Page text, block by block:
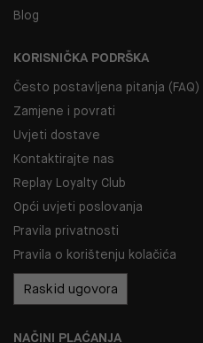
Blog
KORISNIČKA PODRŠKA
Često postavljena pitanja (FAQ)
Zamjene i povrati
Uvjeti dostave
Kontaktirajte nas
Replay Loyalty Club
Opći uvjeti poslovanja
Pravila privatnosti
Pravila o korištenju kolačića
Raskid ugovora
NAČINI PLAĆANJA